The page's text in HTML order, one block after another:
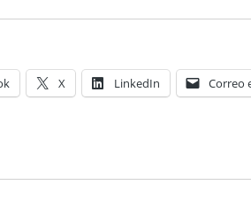
X LinkedIn Correo